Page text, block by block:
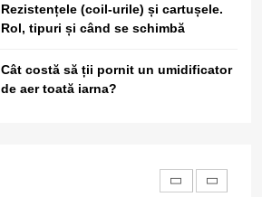
Rezistențele (coil-urile) și cartușele.
Rol, tipuri și când se schimbă
Cât costă să ții pornit un umidificator
de aer toată iarna?
scade dramatic noaptea față de zi?